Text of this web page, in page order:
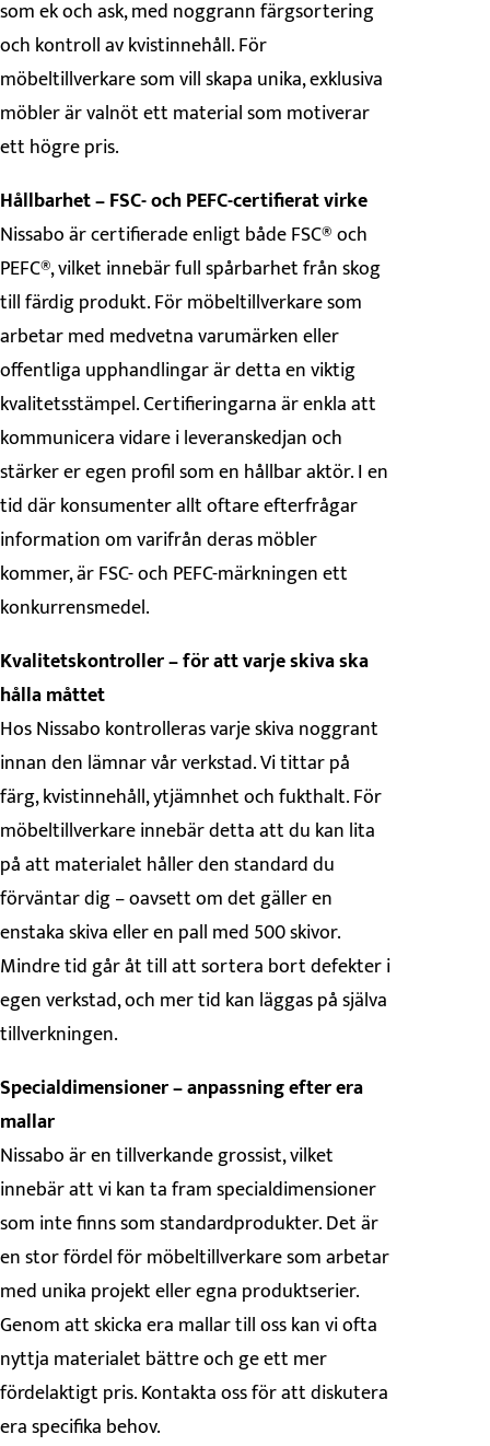
som ek och ask, med noggrann färgsortering
och kontroll av kvistinnehåll. För
möbeltillverkare som vill skapa unika, exklusiva
möbler är valnöt ett material som motiverar
ett högre pris.
Hållbarhet – FSC- och PEFC-certifierat virke
Nissabo är certifierade enligt både FSC® och
PEFC®, vilket innebär full spårbarhet från skog
till färdig produkt. För möbeltillverkare som
arbetar med medvetna varumärken eller
offentliga upphandlingar är detta en viktig
kvalitetsstämpel. Certifieringarna är enkla att
kommunicera vidare i leveranskedjan och
stärker er egen profil som en hållbar aktör. I en
tid där konsumenter allt oftare efterfrågar
information om varifrån deras möbler
kommer, är FSC- och PEFC-märkningen ett
konkurrensmedel.
Kvalitetskontroller – för att varje skiva ska
hålla måttet
Hos Nissabo kontrolleras varje skiva noggrant
innan den lämnar vår verkstad. Vi tittar på
färg, kvistinnehåll, ytjämnhet och fukthalt. För
möbeltillverkare innebär detta att du kan lita
på att materialet håller den standard du
förväntar dig – oavsett om det gäller en
enstaka skiva eller en pall med 500 skivor.
Mindre tid går åt till att sortera bort defekter i
egen verkstad, och mer tid kan läggas på själva
tillverkningen.
Specialdimensioner – anpassning efter era
mallar
Nissabo är en tillverkande grossist, vilket
innebär att vi kan ta fram specialdimensioner
som inte finns som standardprodukter. Det är
en stor fördel för möbeltillverkare som arbetar
med unika projekt eller egna produktserier.
Genom att skicka era mallar till oss kan vi ofta
nyttja materialet bättre och ge ett mer
fördelaktigt pris. Kontakta oss för att diskutera
era specifika behov.